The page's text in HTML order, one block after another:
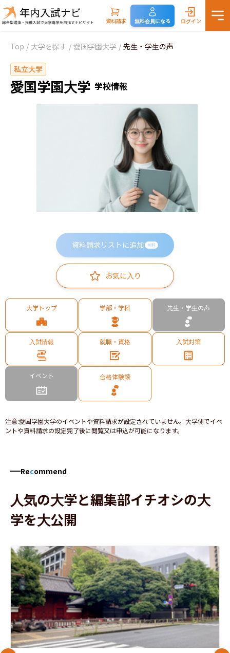
資料請求 無料会員になる ログイン
Top / 大学を探す / 愛国学園大学 / 先生・学生の声
私立大学
愛国学園大学 学校情報
資料請求リストに追加 無料
お気に入り
大学トップ 学部・学科 先生・学生の声
入試情報 就職・資格 入試対策
イベント 合格体験談
注意:愛国学園大学のイベントや資料請求が設定されていません。大学側でイベ
ントや資料請求の設定完了後に閲覧又は申込が可能になります。
Recommend
人気の大学と編集部イチオシの大
学を大公開